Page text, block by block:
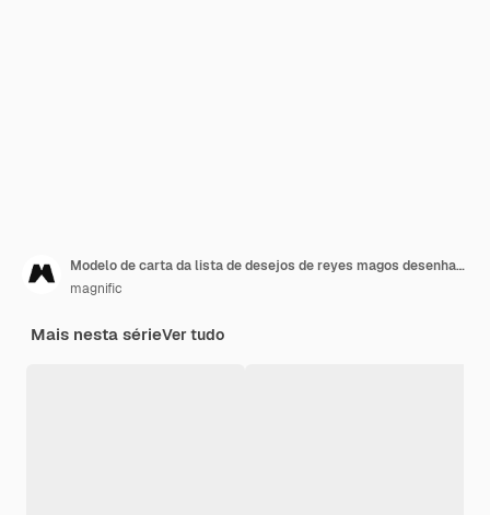
Modelo de carta da lista de desejos de reyes magos desenhada à mão
magnific
Mais nesta sérieVer tudo